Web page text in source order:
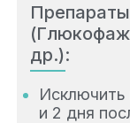
др.):
Исключить
и 2 дня